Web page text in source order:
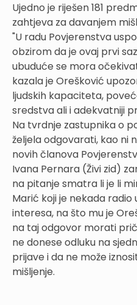
Ujedno je riješen 181
zahtjeva za davanjem
"U radu Povjerenstva
obzirom da je ovaj prvi
ubuduće se mora
kazala je Orešković
ljudskih kapaciteta,
sredstva ali i adekvatniji
Na tvrdnje zastupnika o
željela odgovarati, kao ni
novih članova
Ivana Pernara (Živi zid)
na pitanje smatra li je li
Marić koji je nekada radio
interesa, na što mu je
na taj odgovor morati
ne donese odluku na
prijave i da ne može
mišljenje.